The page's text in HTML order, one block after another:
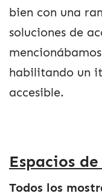
bien con una
soluciones de
habilitando un
accesible.
Espacios
Todos los